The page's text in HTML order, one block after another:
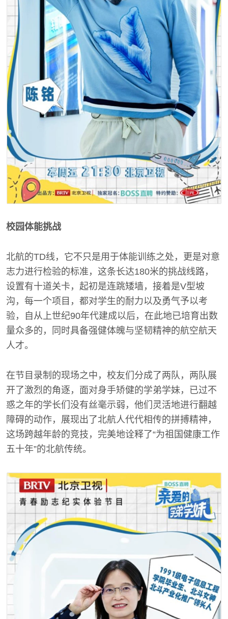
校园体能挑战
北航的TD线，它不只是用于体能训练之处，更是对意
志力进行检验的标准，这条长达180米的挑战线路，
设置有十道关卡，起初是连跳矮墙，接着是V型坡
沟，每一个项目，都对学生的耐力以及勇气予以考
验，自从上世纪90年代建成以后，在此地已培育出数
量众多的，同时具备强健体魄与坚韧精神的航空航天
人才。
在节目录制的现场之中，校友们分成了两队，两队展
开了激烈的角逐，面对身手矫健的学弟学妹，已过不
惑之年的学长们没有丝毫示弱，他们灵活地进行翻越
障碍的动作，展现出了北航人代代相传的拼搏精神，
这场跨越年龄的竞技，完美地诠释了“为祖国健康工作
五十年”的北航传统。